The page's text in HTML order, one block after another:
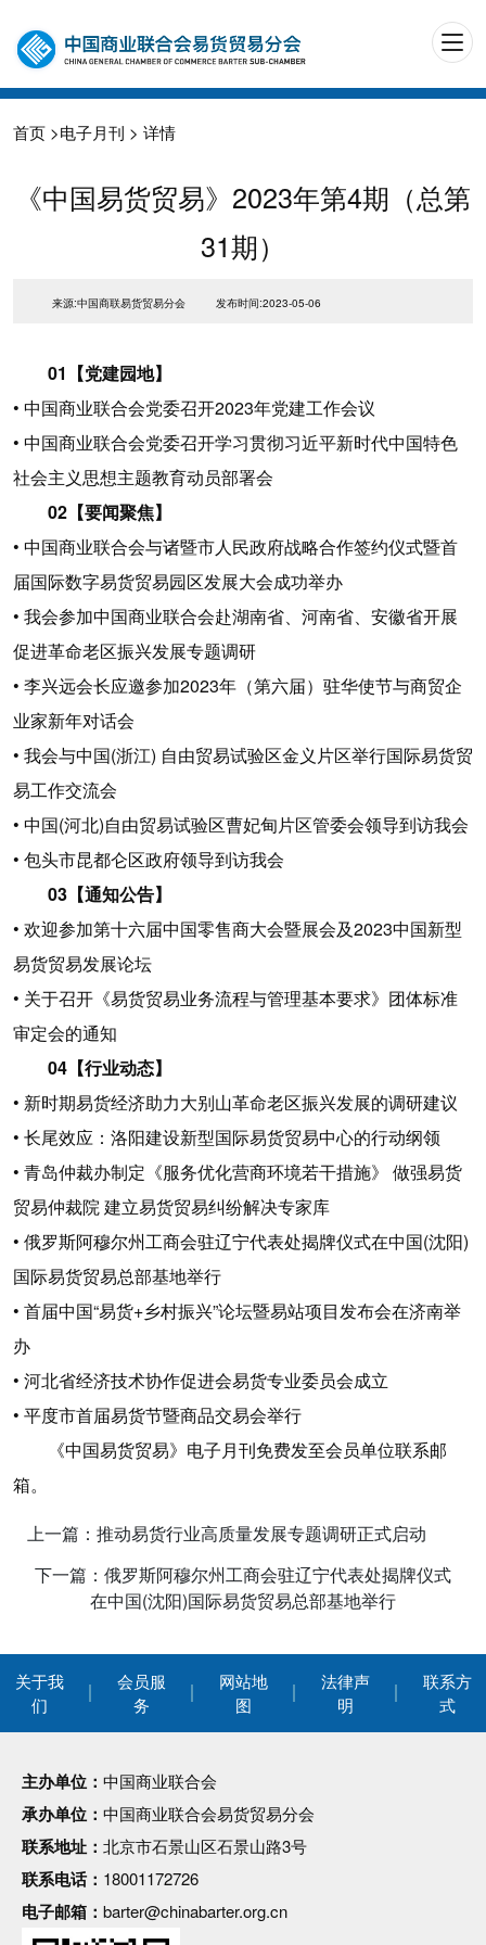
首页 >电子月刊 > 详情
《中国易货贸易》2023年第4期（总第
31期）
来源:中国商联易货贸易分会 发布时间:2023-05-06
01【党建园地】
• 中国商业联合会党委召开2023年党建工作会议
• 中国商业联合会党委召开学习贯彻习近平新时代中国特色
社会主义思想主题教育动员部署会
02【要闻聚焦】
• 中国商业联合会与诸暨市人民政府战略合作签约仪式暨首
届国际数字易货贸易园区发展大会成功举办
• 我会参加中国商业联合会赴湖南省、河南省、安徽省开展
促进革命老区振兴发展专题调研
• 李兴远会长应邀参加2023年（第六届）驻华使节与商贸企
业家新年对话会
• 我会与中国(浙江) 自由贸易试验区金义片区举行国际易货贸
易工作交流会
• 中国(河北)自由贸易试验区曹妃甸片区管委会领导到访我会
• 包头市昆都仑区政府领导到访我会
03【通知公告】
• 欢迎参加第十六届中国零售商大会暨展会及2023中国新型
易货贸易发展论坛
• 关于召开《易货贸易业务流程与管理基本要求》团体标准
审定会的通知
04【行业动态】
• 新时期易货经济助力大别山革命老区振兴发展的调研建议
• 长尾效应：洛阳建设新型国际易货贸易中心的行动纲领
• 青岛仲裁办制定《服务优化营商环境若干措施》 做强易货
贸易仲裁院 建立易货贸易纠纷解决专家库
• 俄罗斯阿穆尔州工商会驻辽宁代表处揭牌仪式在中国(沈阳)
国际易货贸易总部基地举行
• 首届中国“易货+乡村振兴”论坛暨易站项目发布会在济南举
办
• 河北省经济技术协作促进会易货专业委员会成立
• 平度市首届易货节暨商品交易会举行
《中国易货贸易》电子月刊免费发至会员单位联系邮
箱。
上一篇：推动易货行业高质量发展专题调研正式启动
下一篇：俄罗斯阿穆尔州工商会驻辽宁代表处揭牌仪式
在中国(沈阳)国际易货贸易总部基地举行
关于我
们
会员服
务
网站地
图
法律声
明
联系方
式
主办单位： 中国商业联合会
承办单位： 中国商业联合会易货贸易分会
联系地址： 北京市石景山区石景山路3号
联系电话： 18001172726
电子邮箱： barter@chinabarter.org.cn